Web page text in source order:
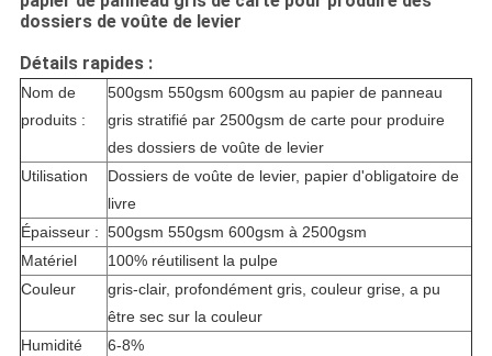
dossiers de voûte de levier
Détails rapides :
Nom de
produits :
500gsm 550gsm 600gsm au papier de panneau
gris stratifié par 2500gsm de carte pour produire
des dossiers de voûte de levier
Utilisation
Dossiers de voûte de levier, papier d'obligatoire de
livre
Épaisseur : 500gsm 550gsm 600gsm à 2500gsm
Matériel
100% réutilisent la pulpe
Couleur
gris-clair, profondément gris, couleur grise, a pu
être sec sur la couleur
Humidité
6-8%